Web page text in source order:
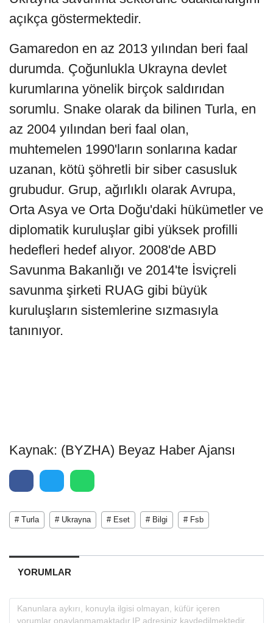
açıkça göstermektedir.
Gamaredon en az 2013 yılından beri faal
durumda. Çoğunlukla Ukrayna devlet
kurumlarına yönelik birçok saldırıdan
sorumlu. Snake olarak da bilinen Turla, en
az 2004 yılından beri faal olan,
muhtemelen 1990'ların sonlarına kadar
uzanan, kötü şöhretli bir siber casusluk
grubudur. Grup, ağırlıklı olarak Avrupa,
Orta Asya ve Orta Doğu'daki hükümetler ve
diplomatik kuruluşlar gibi yüksek profilli
hedefleri hedef alıyor. 2008'de ABD
Savunma Bakanlığı ve 2014'te İsviçreli
savunma şirketi RUAG gibi büyük
kuruluşların sistemlerine sızmasıyla
tanınıyor.
Kaynak: (BYZHA) Beyaz Haber Ajansı
# Turla # Ukrayna # Eset # Bilgi # Fsb
YORUMLAR